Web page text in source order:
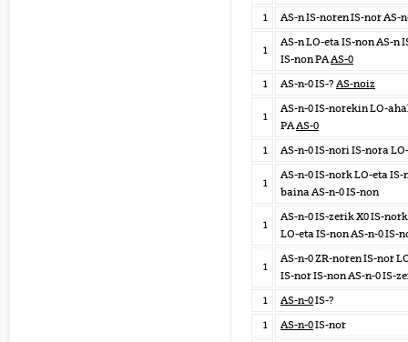
1
AS-n IS-noren IS-nor AS-
1
AS-n LO-eta IS-non AS-n
IS-non PAAS-0
1
AS-n-0 IS-? AS-noiz
1
AS-n-0 IS-norekin LO-
PAAS-0
1
AS-n-0 IS-nori IS-nora
1
AS-n-0 IS-nork LO-eta IS-
baina AS-n-0 IS-non
1
AS-n-0 IS-zerik X0 IS-
LO-eta IS-non AS-n-0 IS-
1
AS-n-0 ZR-noren IS-nor
IS-nor IS-non AS-n-0 IS-
1
AS-n-0IS-?
1
AS-n-0IS-nor